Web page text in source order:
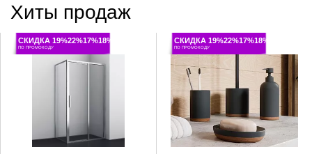
Хиты продаж
СКИДКА 19%22%17%18%
ПО ПРОМОКОДУ
СКИДКА 19%22%17%18%
ПО ПРОМОКОДУ